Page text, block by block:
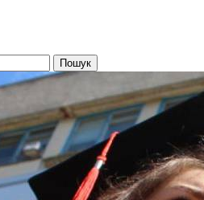
Пошук